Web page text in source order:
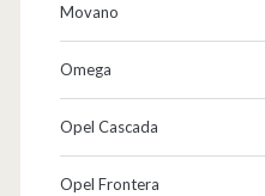
Movano
Omega
Opel Cascada
Opel Frontera